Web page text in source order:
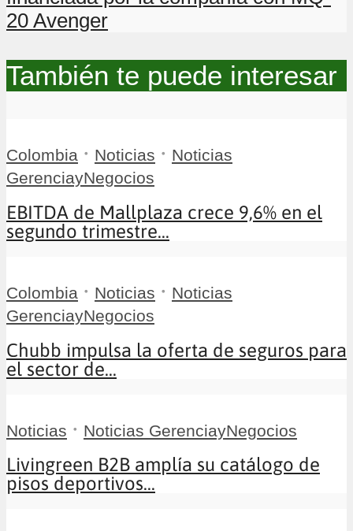
20 Avenger
También te puede interesar
Colombia • Noticias • Noticias
GerenciayNegocios
EBITDA de Mallplaza crece 9,6% en el
segundo trimestre...
Colombia • Noticias • Noticias
GerenciayNegocios
Chubb impulsa la oferta de seguros para
el sector de...
Noticias • Noticias GerenciayNegocios
Livingreen B2B amplía su catálogo de
pisos deportivos...